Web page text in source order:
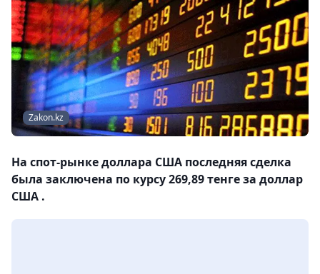
Zakon.kz
На спот-рынке доллара США последняя сделка
была заключена по курсу 269,89 тенге за доллар
США .